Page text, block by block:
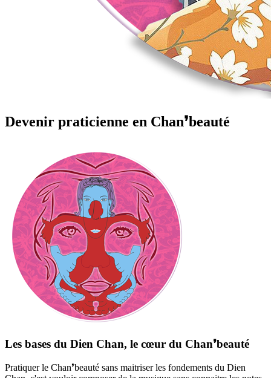
Devenir praticienne en Chan❜beauté
Les bases du Dien Chan, le cœur du Chan❜beauté
Pratiquer le Chan❜beauté sans maitriser les fondements du Dien